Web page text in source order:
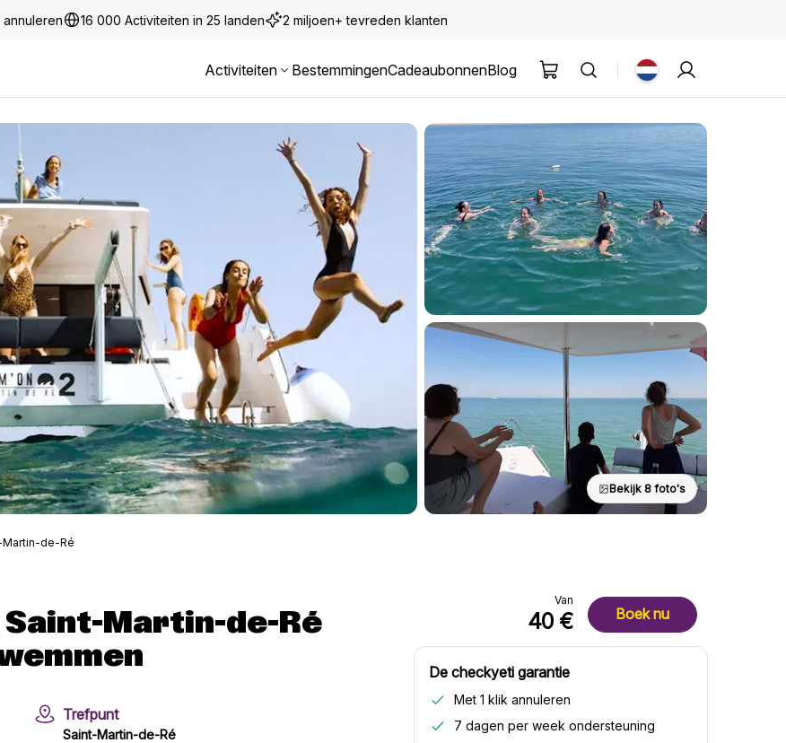
16 000 Activiteiten in 25 landen 2 miljoen+ tevreden klanten
Activiteiten BestemmingenCadeaubonnenBlog
Bekijk 8 foto's
Martin-de-Ré
Martin-de-Ré
Trefpunt
Saint-Martin-de-Ré
Van
40 € Boek nu
De checkyeti garantie
Met 1 klik annuleren
7 dagen per week ondersteuning